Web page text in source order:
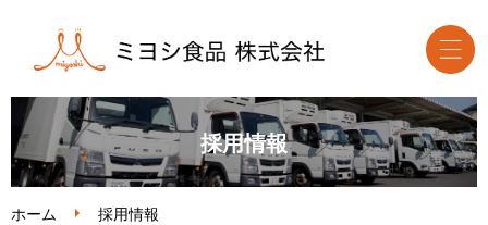
ホーム
食品卸事業
採用情報
ホーム 採用情報